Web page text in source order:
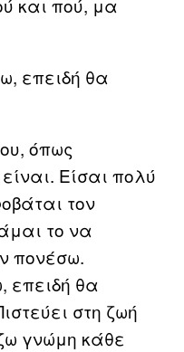
και πού, μα
επειδή θα
όπως
Είσαι πολύ
τον
το να
πονέσω.
επειδή θα
στη ζωή
γνώμη κάθε